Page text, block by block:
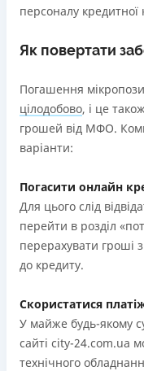
персоналу кредитної
Як повертати
Погашення
цілодобово, і це
грошей від МФО.
варіанти:
Погасити онлайн
Для цього слід
перейти в розділ
перерахувати гроші з
до кредиту.
Скористатися
У майже будь-якому
сайті city-24.com.ua
технічного